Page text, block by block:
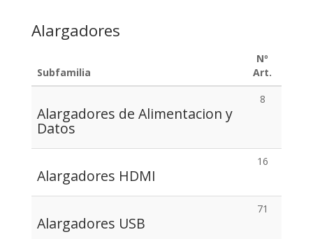
Alargadores
Subfamilia
Nº
Art.
Alargadores de Alimentacion y
Datos
8
Alargadores HDMI
16
Alargadores USB
71